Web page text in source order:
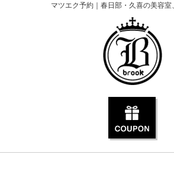
マツエク予約｜春日部・久喜の美容室